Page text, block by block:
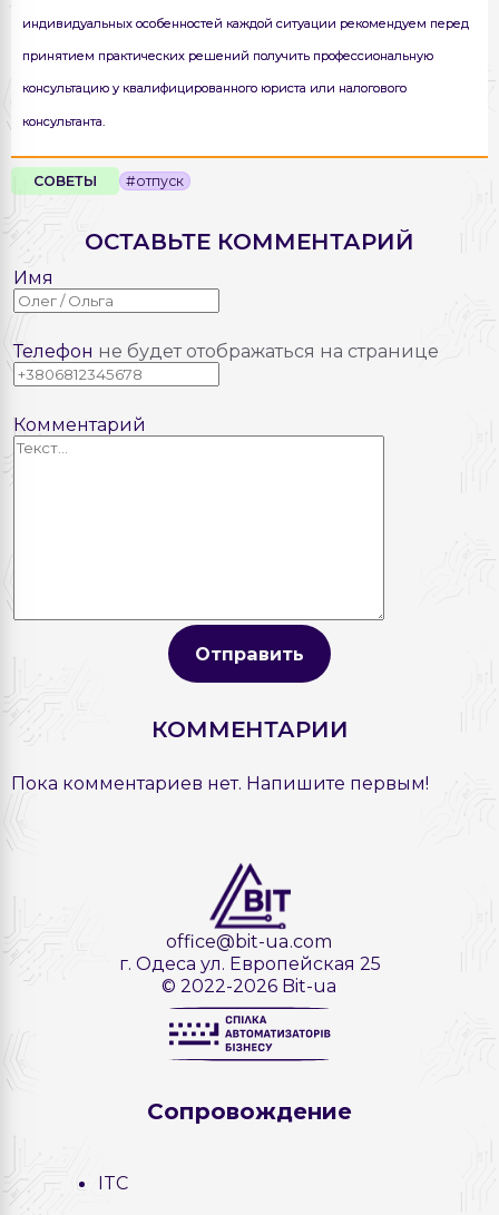
индивидуальных особенностей каждой ситуации рекомендуем перед
принятием практических решений получить профессиональную
консультацию у квалифицированного юриста или налогового
консультанта.
СОВЕТЫ #отпуск
ОСТАВЬТЕ КОММЕНТАРИЙ
Имя
Телефон не будет отображаться на странице
Комментарий
Отправить
КОММЕНТАРИИ
Пока комментариев нет. Напишите первым!
office@bit-ua.com
г. Одеса ул. Европейская 25
© 2022-2026 Bit-ua
Сопровождение
ITC